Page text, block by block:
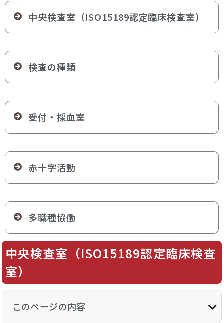
中央検査室（ISO15189認定臨床検査室）
検査の種類
受付・採血室
赤十字活動
多職種協働
中央検査室（ISO15189認定臨床検査
室）
このページの内容